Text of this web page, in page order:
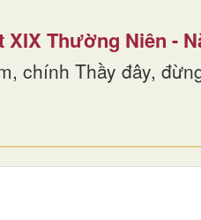
XIX Thường Niên -
chính Thầy đây,